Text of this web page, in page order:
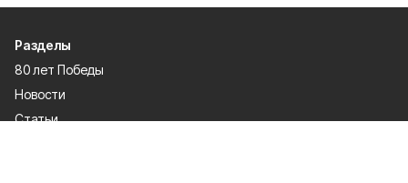
Разделы
80 лет Победы
Новости
Статьи